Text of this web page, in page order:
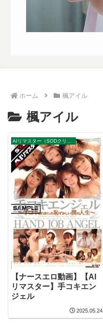
ホーム 楓アイル
楓アイル
AIリマスター（SODクリエイト）
【ナースエロ動画】【AI
リマスター】手コキエン
ジェル
2025.05.24